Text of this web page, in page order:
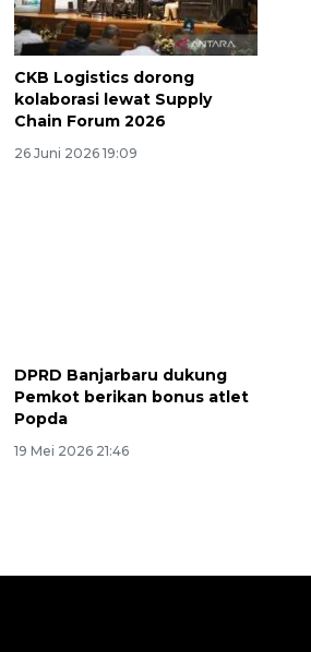
CKB Logistics dorong
kolaborasi lewat Supply
Chain Forum 2026
26 Juni 2026 19:09
DPRD Banjarbaru dukung
Pemkot berikan bonus atlet
Popda
19 Mei 2026 21:46